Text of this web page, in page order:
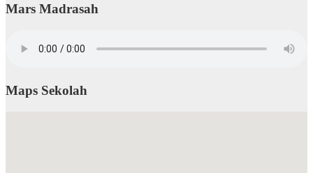
Mars Madrasah
Maps Sekolah